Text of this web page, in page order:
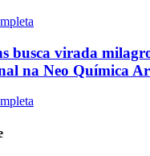
busca virada
na Neo Química